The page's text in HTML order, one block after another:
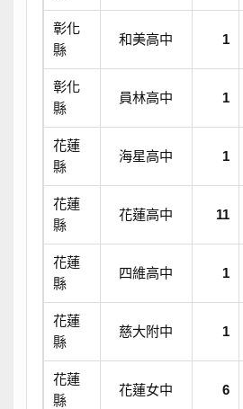
彰化
縣
和美高中 1
彰化
縣
員林高中 1
花蓮
縣
海星高中 1
花蓮
縣
花蓮高中 11
花蓮
縣
四維高中 1
花蓮
縣
慈大附中 1
花蓮
縣
花蓮女中 6